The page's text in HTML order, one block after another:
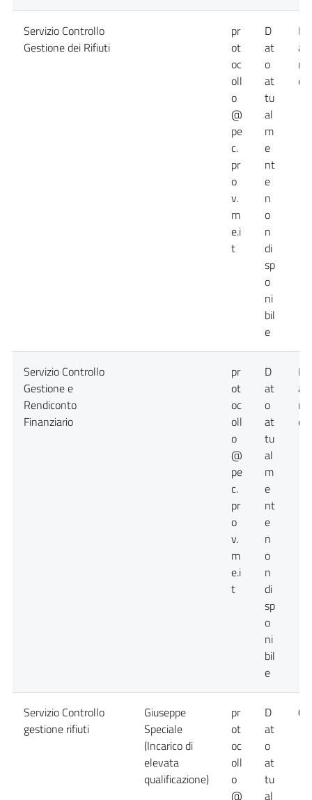
Servizio Controllo
Gestione dei Rifiuti
pr
ot
oc
oll
o
@
pe
c.
pr
o
v.
m
e.i
t
D
at
o
at
tu
al
m
e
nt
e
n
o
n
di
sp
o
ni
bil
e
Servizio Controllo
Gestione e
Rendiconto
Finanziario
pr
ot
oc
oll
o
@
pe
c.
pr
o
v.
m
e.i
t
D
at
o
at
tu
al
m
e
nt
e
n
o
n
di
sp
o
ni
bil
e
Servizio Controllo
gestione rifiuti
Giuseppe
Speciale
(Incarico di
elevata
qualificazione)
pr
ot
oc
oll
o
@
D
at
o
at
tu
al